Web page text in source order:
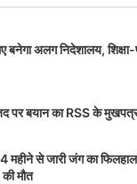
बनेगा अलग निदेशालय, शिक्षा-
पर बयान का RSS के
महीने से जारी जंग का
मौत